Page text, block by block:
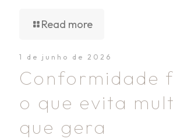
Read more
1 de junho de 2026
Conformidade
o que evita
que gera